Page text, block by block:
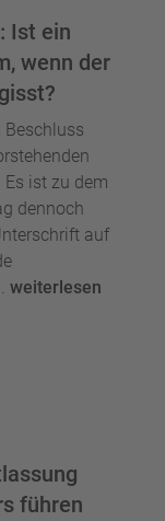
Ist ein
wenn der
Beschluss
ist zu dem
dennoch
auf
weiterlesen
führen